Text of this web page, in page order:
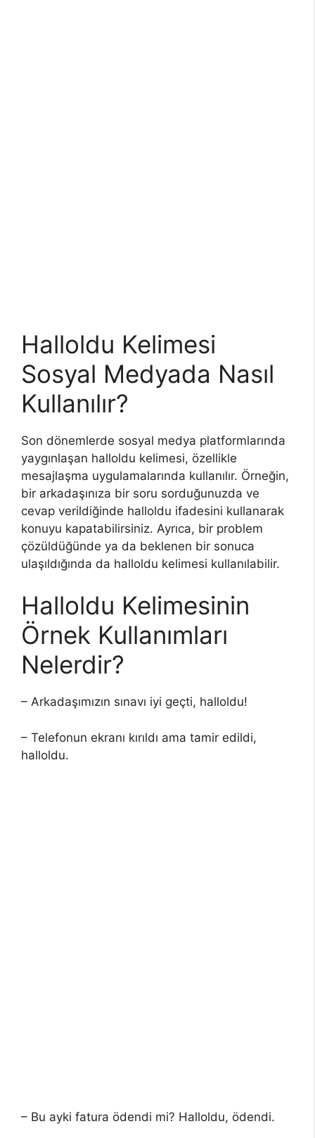
Halloldu Kelimesi
Sosyal Medyada Nasıl
Kullanılır?
Son dönemlerde sosyal medya platformlarında
yaygınlaşan halloldu kelimesi, özellikle
mesajlaşma uygulamalarında kullanılır. Örneğin,
bir arkadaşınıza bir soru sorduğunuzda ve
cevap verildiğinde halloldu ifadesini kullanarak
konuyu kapatabilirsiniz. Ayrıca, bir problem
çözüldüğünde ya da beklenen bir sonuca
ulaşıldığında da halloldu kelimesi kullanılabilir.
Halloldu Kelimesinin
Örnek Kullanımları
Nelerdir?
– Arkadaşımızın sınavı iyi geçti, halloldu!
– Telefonun ekranı kırıldı ama tamir edildi,
halloldu.
– Bu ayki fatura ödendi mi? Halloldu, ödendi.